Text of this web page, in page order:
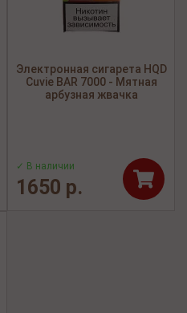
Электронная сигарета HQD
Cuvie BAR 7000 - Мятная
арбузная жвачка
✓ В наличии
1650 р.